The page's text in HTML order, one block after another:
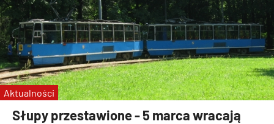
Słupy przestawione - 5 marca wracają
Aktualności